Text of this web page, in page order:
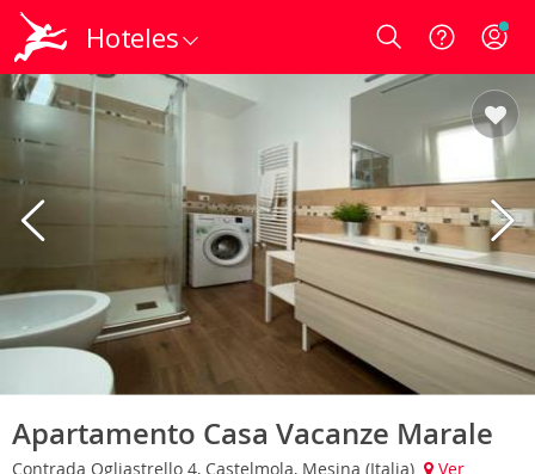
Hoteles Login
Apartamento Casa Vacanze Marale
Contrada Ogliastrello 4, Castelmola, Mesina (Italia)
Ver